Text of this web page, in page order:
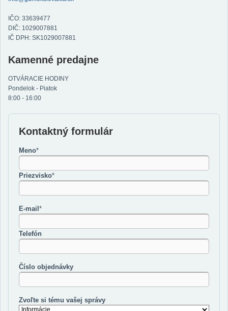
IČO: 33639477
DIČ: 1029007881
IČ DPH: SK1029007881
Kamenné predajne
OTVÁRACIE HODINY
Pondelok - Piatok
8:00 - 16:00
Kontaktný formulár
Meno*
Priezvisko*
E-mail*
Telefón
Číslo objednávky
Zvoľte si tému vašej správy